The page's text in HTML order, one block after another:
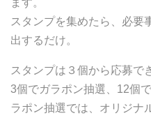
スタンプを集めたら、必要
出するだけ。
スタンプは３個から応募で
3個でガラポン抽選、12個
ラポン抽選では、オリジナ